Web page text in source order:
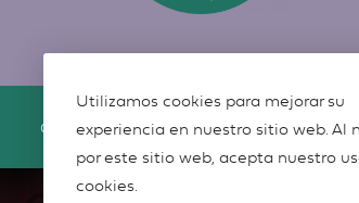
© Elegancia Barroca2026
Utilizamos cookies para mejorar su
experiencia en nuestro sitio web. Al
por este sitio web, acepta nuestro
cookies.